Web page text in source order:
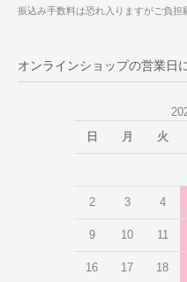
振込み手数料は恐れ入りますがご負担
オンラインショップの営業日
日
月 火
2 3 4
9 10 11
16 17 18